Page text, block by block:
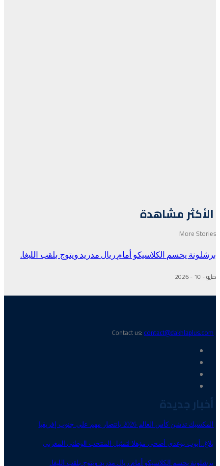
الأكثر مشاهدة
More Stories
برشلونة يحسم الكلاسيكو أمام ريال مدريد ويتوج بلقب الليغا.
مايو - 10 - 2026
Contact us:contact@dakhlaplus.com
أخبار جديدة
المكسيك تدشن كأس العالم 2026 بانتصار مهم على جنوب إفريقيا
بلاغ..أيوب بوعدي أضحى مؤهلا لتمثيل المنتخب الوطني المغربي
برشلونة يحسم الكلاسيكو أمام ريال مدريد ويتوج بلقب الليغا.